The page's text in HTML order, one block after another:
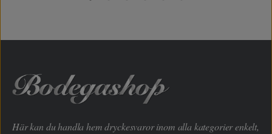
Här kan du handla hem dryckesvaror inom alla kategorier enkelt,